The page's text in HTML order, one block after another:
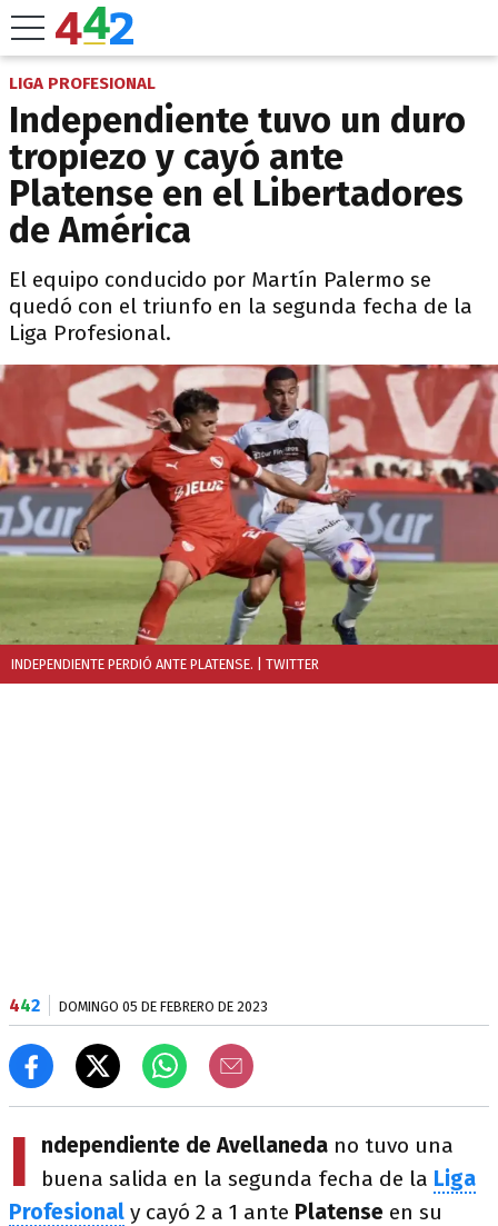
LIGA PROFESIONAL
Independiente tuvo un duro
tropiezo y cayó ante
Platense en el Libertadores
de América
El equipo conducido por Martín Palermo se
quedó con el triunfo en la segunda fecha de la
Liga Profesional.
INDEPENDIENTE PERDIÓ ANTE PLATENSE. | TWITTER
442 DOMINGO 05 DE FEBRERO DE 2023
I ndependiente de Avellaneda no tuvo una
buena salida en la segunda fecha de la Liga
Profesional y cayó 2 a 1 ante Platense en su